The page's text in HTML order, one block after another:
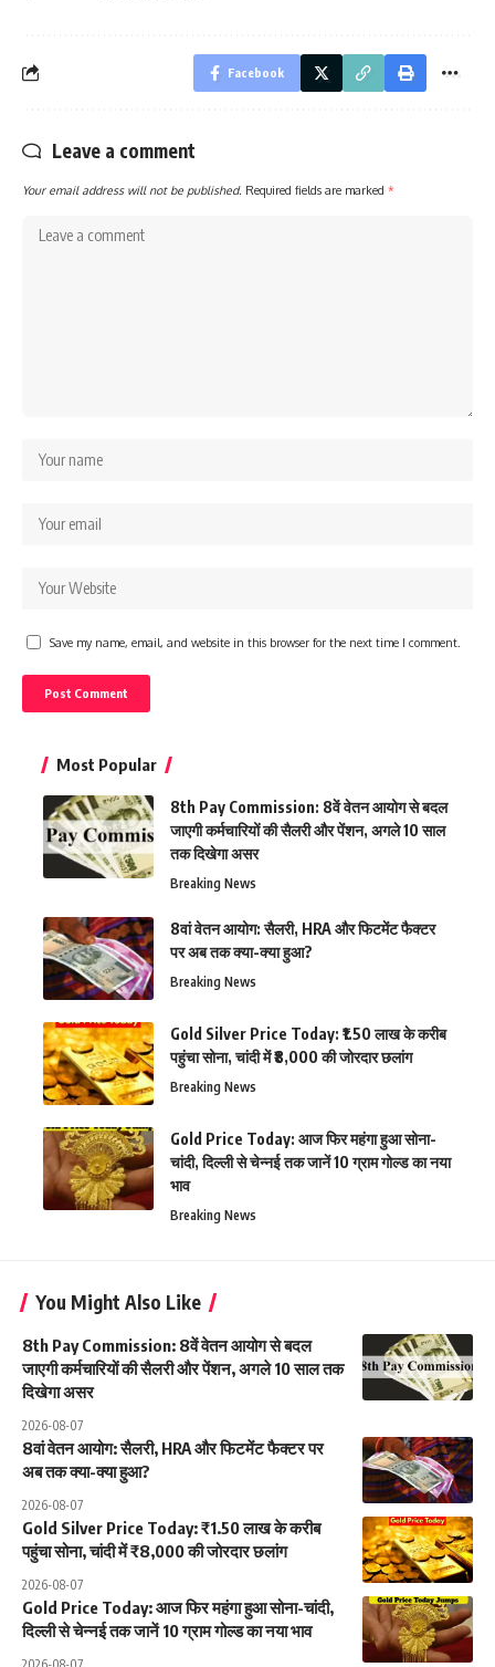
Facebook
Leave a comment
Your email address will not be published. Required fields are marked *
Save my name, email, and website in this browser for the next time I comment.
Most Popular
8th Pay Commission: 8वें वेतन आयोग से बदल
जाएगी कर्मचारियों की सैलरी और पेंशन, अगले 10 साल
तक दिखेगा असर
Breaking News
8वां वेतन आयोग: सैलरी, HRA और फिटमेंट फैक्टर
पर अब तक क्या-क्या हुआ?
Breaking News
Gold Silver Price Today: ₹1.50 लाख के करीब
पहुंचा सोना, चांदी में ₹8,000 की जोरदार छलांग
Breaking News
Gold Price Today: आज फिर महंगा हुआ सोना-
चांदी, दिल्ली से चेन्नई तक जानें 10 ग्राम गोल्ड का नया
भाव
Breaking News
You Might Also Like
8th Pay Commission: 8वें वेतन आयोग से बदल
जाएगी कर्मचारियों की सैलरी और पेंशन, अगले 10 साल तक
दिखेगा असर
2026-08-07
8वां वेतन आयोग: सैलरी, HRA और फिटमेंट फैक्टर पर
अब तक क्या-क्या हुआ?
2026-08-07
Gold Silver Price Today: ₹1.50 लाख के करीब
पहुंचा सोना, चांदी में ₹8,000 की जोरदार छलांग
2026-08-07
Gold Price Today: आज फिर महंगा हुआ सोना-चांदी,
दिल्ली से चेन्नई तक जानें 10 ग्राम गोल्ड का नया भाव